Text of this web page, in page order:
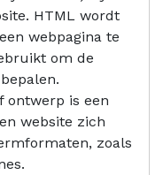
HTML wordt
webpagina te
om de
ontwerp is een
website zich
zoals